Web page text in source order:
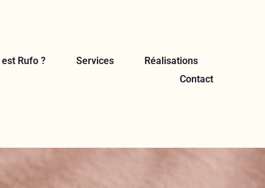
est Rufo ? Services
Réalisations
Contact